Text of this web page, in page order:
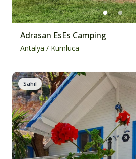
Adrasan EsEs Camping
Antalya / Kumluca
Sahil